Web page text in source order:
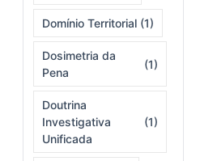
Domínio Territorial (1)
Dosimetria da
Pena
(1)
Doutrina
Investigativa
Unificada
(1)